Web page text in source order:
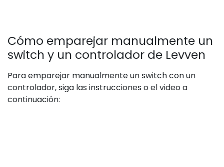
Cómo emparejar manualmente un
switch y un controlador de Levven
Para emparejar manualmente un switch con un
controlador, siga las instrucciones o el video a
continuación: